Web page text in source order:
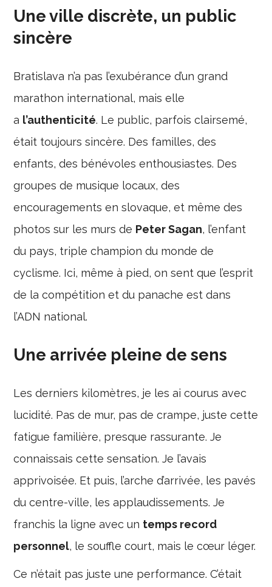
Une ville discrète, un public
sincère
Bratislava n’a pas l’exubérance d’un grand
marathon international, mais elle
a l’authenticité. Le public, parfois clairsemé,
était toujours sincère. Des familles, des
enfants, des bénévoles enthousiastes. Des
groupes de musique locaux, des
encouragements en slovaque, et même des
photos sur les murs de Peter Sagan, l’enfant
du pays, triple champion du monde de
cyclisme. Ici, même à pied, on sent que l’esprit
de la compétition et du panache est dans
l’ADN national.
Une arrivée pleine de sens
Les derniers kilomètres, je les ai courus avec
lucidité. Pas de mur, pas de crampe, juste cette
fatigue familière, presque rassurante. Je
connaissais cette sensation. Je l’avais
apprivoisée. Et puis, l’arche d’arrivée, les pavés
du centre-ville, les applaudissements. Je
franchis la ligne avec un temps record
personnel, le souffle court, mais le cœur léger.
Ce n’était pas juste une performance. C’était